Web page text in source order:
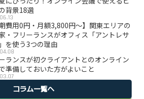
背景18選
期費用0円・月額3,800円〜】関東エリアの
・フリーランスがオフィス「アントレサ
を使う3つの理由
ランスが初クライアントとのオンライン
準備しておいた方がよいこと
コラム一覧へ